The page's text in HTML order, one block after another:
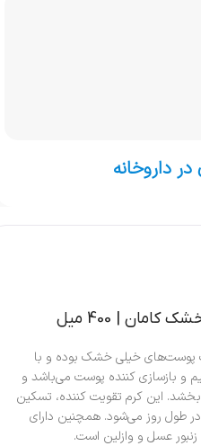
داروخانه
| 400 میل
خیلی خشک بوده و با
و بازسازی کننده پوست می‌باشد و
این کرم تقویت کننده، تسکین
طول روز می‌شود. همچنین دارای
عسل و وازلین است.